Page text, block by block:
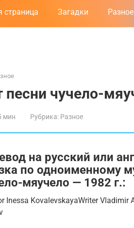
страница Загадки Разное
песни чучело-
мин Рубрика: Разное
на русский или
по одноименному
мяучело — 1982 г.:
Inessa KovalevskayaWriter Vladimir